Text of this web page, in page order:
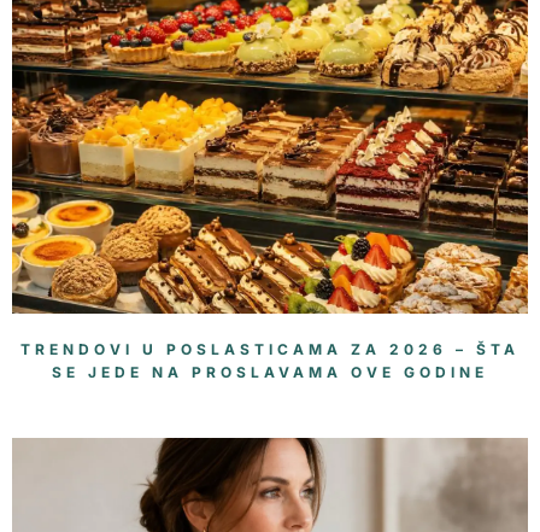
TRENDOVI U POSLASTICAMA ZA 2026 – ŠTA
SE JEDE NA PROSLAVAMA OVE GODINE